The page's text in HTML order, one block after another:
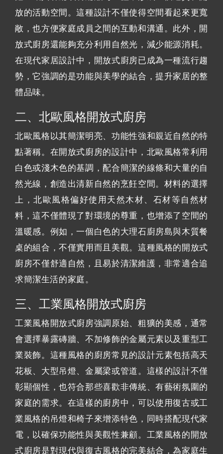
放的活動空間。這種設計不僅使得空間看起來更寬
敞，也方便家庭成員之間的互動和溝通。此外，開
放式廚房還能夠充分利用自然光，減少能源消耗。
在現代家居設計中，開放式廚房已成為一種流行趨
勢，它強調的是功能與美學的結合，提升家居的整
體品味。
二、北歐風格開放式廚房
北歐風格以其簡潔明亮、功能性強和親近自然的特
點著稱。在開放式廚房的設計中，北歐風格常利用
白色或淺木色的基調，配合簡潔的線條和大量的自
然光線，創造出清新自然的烹飪空間。材料的選擇
上，北歐風格偏好使用天然木材、石材等自然材
料，這不僅體現了對環境的尊重，也增添了空間的
溫暖感。例如，一個白色的大理石廚房島與木質餐
桌的組合，不僅實用而且美觀。這種風格的開放式
廚房不僅舒適自然，且易於清潔維護，非常適合追
求簡潔生活的家庭。
三、工業風格開放式廚房
工業風格開放式廚房強調原始、粗獷的美感，通常
會選擇暴露磚牆、不加修飾的金屬元素以及重型工
業裝飾。這種風格的廚房常見的設計元素包括高天
花板、大型吊燈、金屬梁或管道。這樣的設計不僅
彰顯個性，也符合那些喜歡非傳統、有藝術氛圍的
家庭的需求。在這樣的廚房中，可以使用復古或工
業風格的吊燈和椅子來增添特色，同時搭配現代家
電，以確保功能性與美觀性兼顧。工業風格的開放
式廚房是對現代與復古風格的完美結合，為家庭生